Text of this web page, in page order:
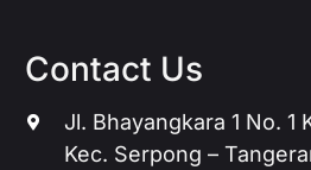
Contact Us
Jl. Bhayangkara 1 No. 1
Kec. Serpong –